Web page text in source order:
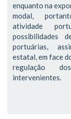
enquanto na
modal,
atividade
possibilidades
portuárias,
estatal, em face
regulação
intervenientes.